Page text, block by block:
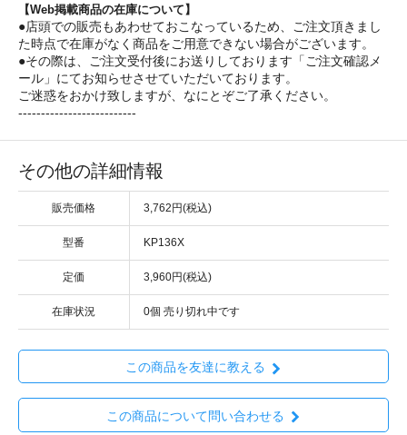
【Web掲載商品の在庫について】
●店頭での販売もあわせておこなっているため、ご注文頂きまし
た時点で在庫がなく商品をご用意できない場合がございます。
●その際は、ご注文受付後にお送りしております「ご注文確認メ
ール」にてお知らせさせていただいております。
ご迷惑をおかけ致しますが、なにとぞご了承ください。
--------------------------
その他の詳細情報
販売価格 3,762円(税込)
型番 KP136X
定価 3,960円(税込)
在庫状況 0個 売り切れ中です
この商品を友達に教える
この商品について問い合わせる